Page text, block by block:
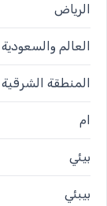
الرياض
العالم والسعودية
المنطقة الشرقية
ام
بيئي
بيبئي